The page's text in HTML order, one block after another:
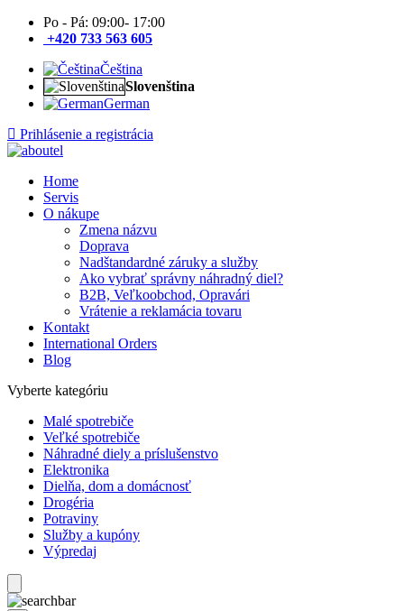
Po - Pá: 09:00- 17:00
+420 733 563 605
Čeština
Slovenština
German
Prihlásenie a registrácia
Home
Servis
O nákupe
Zmena názvu
Doprava
Nadštandardné záruky a služby
Ako vybrať správny náhradný diel?
B2B, Veľkoobchod, Opravári
Vrátenie a reklamácia tovaru
Kontakt
International Orders
Blog
Vyberte kategóriu
Malé spotrebiče
Veľké spotrebiče
Náhradné diely a príslušenstvo
Elektronika
Dielňa, dom a domácnosť
Drogéria
Potraviny
Služby a kupóny
Výpredaj